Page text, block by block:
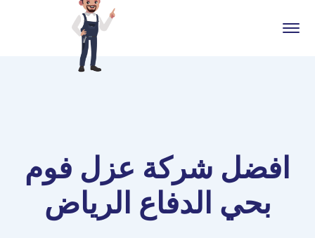
افضل شركة عزل فوم
بحي الدفاع الرياض